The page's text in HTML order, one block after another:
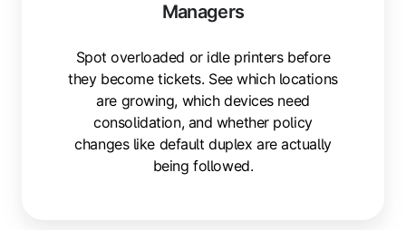
Managers
Spot overloaded or idle printers before
they become tickets. See which locations
are growing, which devices need
consolidation, and whether policy
changes like default duplex are actually
being followed.